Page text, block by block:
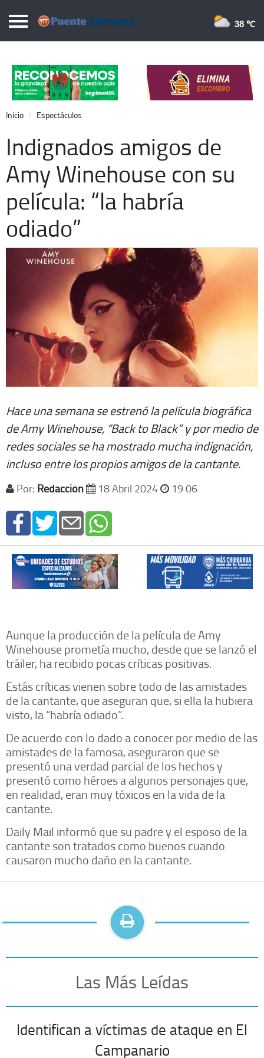
Puentelibre.mx
Local
Nacional
Opinión
Cronos
Economía
Espectáculos
Deportes
Extra +
38 ℃
Inicio Espectáculos
Indignados amigos de
Amy Winehouse con su
película: “la habría
odiado”
Hace una semana se estrenó la película biográfica
de Amy Winehouse, “Back to Black” y por medio de
redes sociales se ha mostrado mucha indignación,
incluso entre los propios amigos de la cantante.
Por: Redacción 18 Abril 2024 19 06
Aunque la producción de la película de Amy
Winehouse prometía mucho, desde que se lanzó el
tráiler, ha recibido pocas críticas positivas.
Estás críticas vienen sobre todo de las amistades
de la cantante, que aseguran que, si ella la hubiera
visto, la “habría odiado”.
De acuerdo con lo dado a conocer por medio de las
amistades de la famosa, aseguraron que se
presentó una verdad parcial de los hechos y
presentó como héroes a algunos personajes que,
en realidad, eran muy tóxicos en la vida de la
cantante.
Daily Mail informó que su padre y el esposo de la
cantante son tratados como buenos cuando
causaron mucho daño en la cantante.
Las Más Leídas
Identifican a víctimas de ataque en El
Campanario